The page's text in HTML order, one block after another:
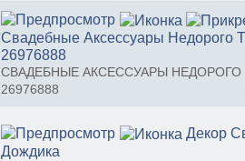
Свадебные Аксессуары Недорого
26976888
СВАДЕБНЫЕ АКСЕССУАРЫ НЕДОРОГО
26976888
Декор
Дождика